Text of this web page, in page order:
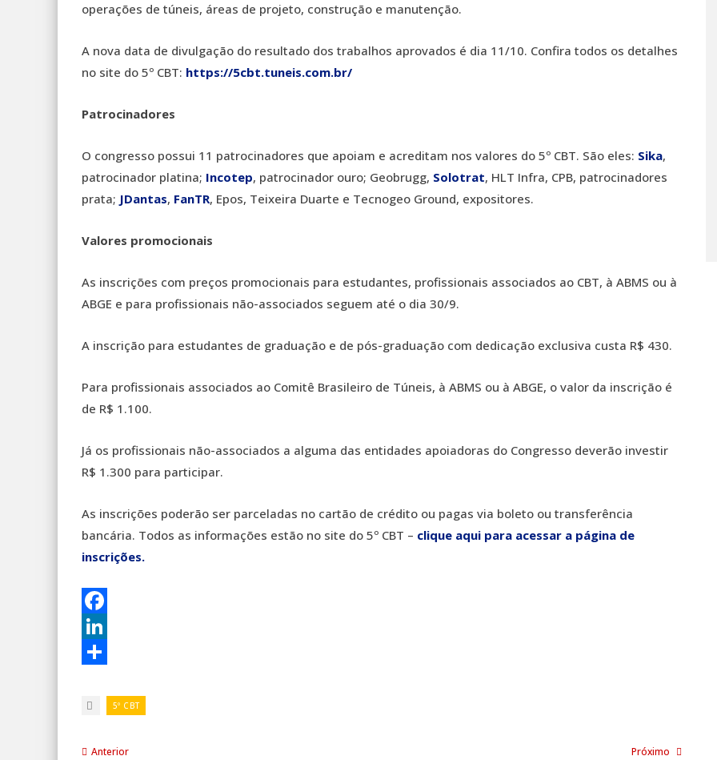
operações de túneis, áreas de projeto, construção e manutenção.
A nova data de divulgação do resultado dos trabalhos aprovados é dia 11/10. Confira todos os detalhes
no site do 5º CBT: https://5cbt.tuneis.com.br/
Patrocinadores
O congresso possui 11 patrocinadores que apoiam e acreditam nos valores do 5º CBT. São eles: Sika,
patrocinador platina; Incotep, patrocinador ouro; Geobrugg, Solotrat, HLT Infra, CPB, patrocinadores
prata; JDantas, FanTR, Epos, Teixeira Duarte e Tecnogeo Ground, expositores.
Valores promocionais
As inscrições com preços promocionais para estudantes, profissionais associados ao CBT, à ABMS ou à
ABGE e para profissionais não-associados seguem até o dia 30/9.
A inscrição para estudantes de graduação e de pós-graduação com dedicação exclusiva custa R$ 430.
Para profissionais associados ao Comitê Brasileiro de Túneis, à ABMS ou à ABGE, o valor da inscrição é
de R$ 1.100.
Já os profissionais não-associados a alguma das entidades apoiadoras do Congresso deverão investir
R$ 1.300 para participar.
As inscrições poderão ser parceladas no cartão de crédito ou pagas via boleto ou transferência
bancária. Todos as informações estão no site do 5º CBT – clique aqui para acessar a página de
inscrições.
Facebook
LinkedIn
5º CBT
Anterior Próximo